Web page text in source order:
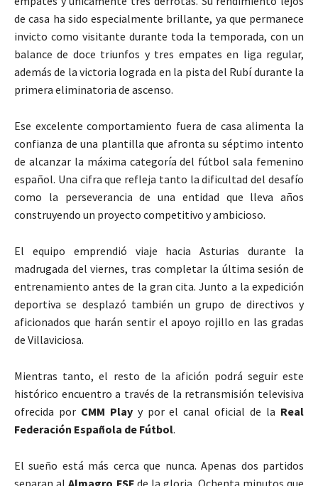
de casa ha sido especialmente brillante, ya que permanece
invicto como visitante durante toda la temporada, con un
balance de doce triunfos y tres empates en liga regular,
además de la victoria lograda en la pista del Rubí durante la
primera eliminatoria de ascenso.
Ese excelente comportamiento fuera de casa alimenta la
confianza de una plantilla que afronta su séptimo intento
de alcanzar la máxima categoría del fútbol sala femenino
español. Una cifra que refleja tanto la dificultad del desafío
como la perseverancia de una entidad que lleva años
construyendo un proyecto competitivo y ambicioso.
El equipo emprendió viaje hacia Asturias durante la
madrugada del viernes, tras completar la última sesión de
entrenamiento antes de la gran cita. Junto a la expedición
deportiva se desplazó también un grupo de directivos y
aficionados que harán sentir el apoyo rojillo en las gradas
de Villaviciosa.
Mientras tanto, el resto de la afición podrá seguir este
histórico encuentro a través de la retransmisión televisiva
ofrecida por CMM Playy por el canal oficial de la Real
Federación Española de Fútbol.
El sueño está más cerca que nunca. Apenas dos partidos
separan alAlmagro FSFde la gloria. Ochenta minutos que